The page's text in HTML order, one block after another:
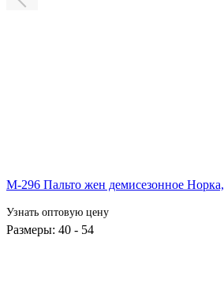
М-296 Пальто жен демисезонное Норка,
Узнать оптовую цену
Размеры: 40 - 54